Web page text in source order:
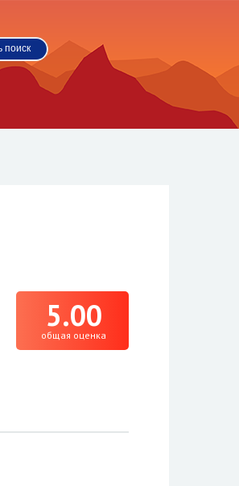
5.00
общая оценка